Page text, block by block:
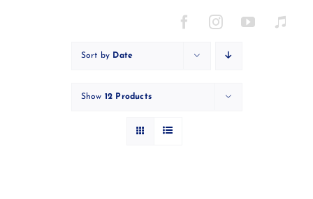
Sort by Date
Show 12 Products